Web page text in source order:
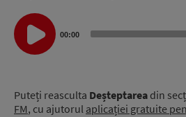
Audio
Player
00:00
Puteți reasculta Deșteptarea din
FM, cu ajutorul aplicației gratuite